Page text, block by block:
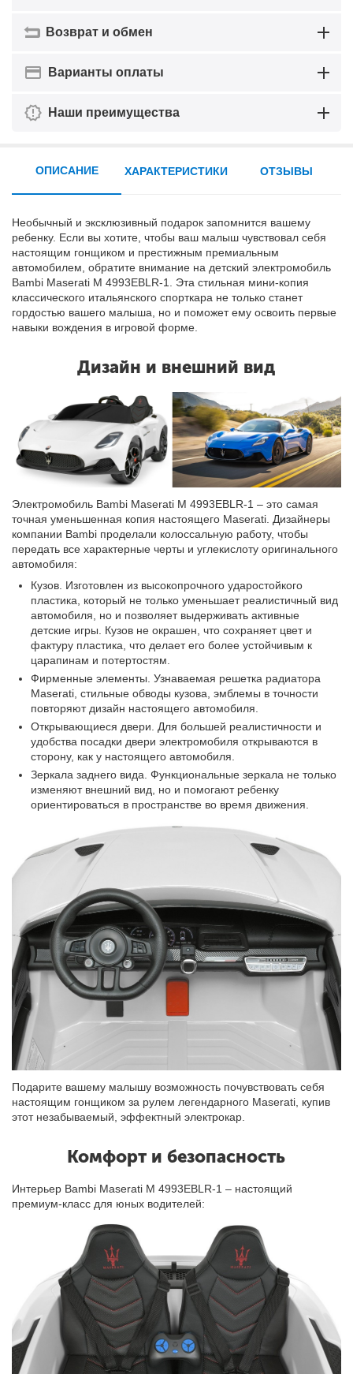
Возврат и обмен
Варианты оплаты
Наши преимущества
ОПИСАНИЕ
Необычный и эксклюзивный подарок запомнится вашему
ребенку. Если вы хотите, чтобы ваш малыш чувствовал себя
настоящим гонщиком и престижным премиальным
автомобилем, обратите внимание на детский электромобиль
Bambi Maserati M 4993EBLR-1. Эта стильная мини-копия
классического итальянского спорткара не только станет
гордостью вашего малыша, но и поможет ему освоить первые
навыки вождения в игровой форме.
Дизайн и внешний вид
Электромобиль Bambi Maserati M 4993EBLR-1 – это самая
точная уменьшенная копия настоящего Maserati. Дизайнеры
компании Bambi проделали колоссальную работу, чтобы
передать все характерные черты и углекислоту оригинального
автомобиля:
Кузов. Изготовлен из высокопрочного ударостойкого
пластика, который не только уменьшает реалистичный вид
автомобиля, но и позволяет выдерживать активные
детские игры. Кузов не окрашен, что сохраняет цвет и
фактуру пластика, что делает его более устойчивым к
царапинам и потертостям.
Фирменные элементы. Узнаваемая решетка радиатора
Maserati, стильные обводы кузова, эмблемы в точности
повторяют дизайн настоящего автомобиля.
Открывающиеся двери. Для большей реалистичности и
удобства посадки двери электромобиля открываются в
сторону, как у настоящего автомобиля.
Зеркала заднего вида. Функциональные зеркала не только
изменяют внешний вид, но и помогают ребенку
ориентироваться в пространстве во время движения.
Подарите вашему малышу возможность почувствовать себя
настоящим гонщиком за рулем легендарного Maserati, купив
этот незабываемый, эффектный электрокар.
Комфорт и безопасность
Интерьер Bambi Maserati M 4993EBLR-1 – настоящий
премиум-класс для юных водителей:
ХАРАКТЕРИСТИКИ ОТЗЫВЫ